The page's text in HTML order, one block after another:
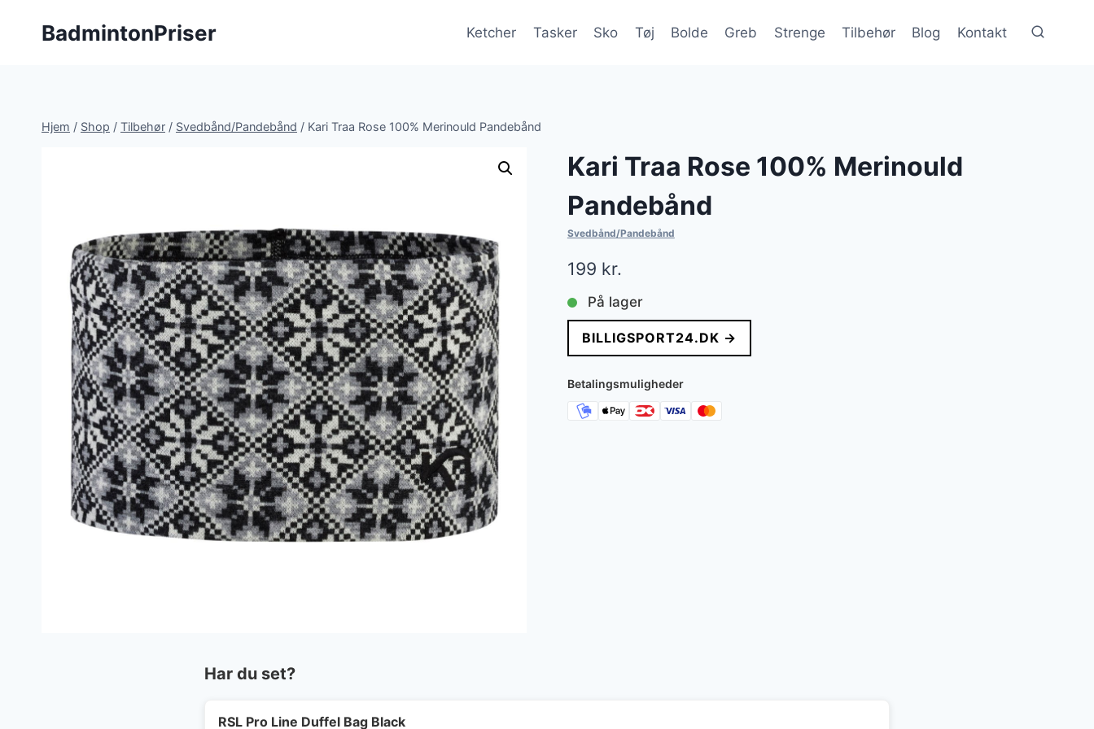
BadmintonPriser Ketcher Tasker Sko Tøj Bolde Greb Strenge Tilbehør Blog Kontakt
Hjem / Shop / Tilbehør / Svedbånd/Pandebånd / Kari Traa Rose 100% Merinould Pandebånd
Kari Traa Rose 100% Merinould
Pandebånd
Svedbånd/Pandebånd
199 kr.
På lager
BILLIGSPORT24.DK →
Betalingsmuligheder
Har du set?
RSL Pro Line Duffel Bag Black